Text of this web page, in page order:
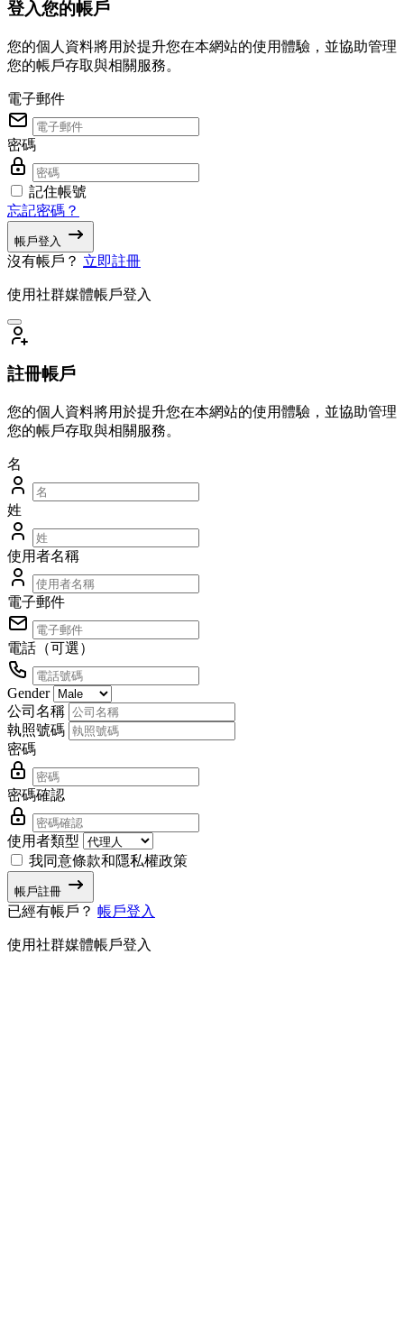
登入您的帳戶
您的個人資料將用於提升您在本網站的使用體驗，並協助管理
您的帳戶存取與相關服務。
電子郵件
密碼
記住帳號
忘記密碼？
帳戶登入
沒有帳戶？ 立即註冊
使用社群媒體帳戶登入
註冊帳戶
您的個人資料將用於提升您在本網站的使用體驗，並協助管理
您的帳戶存取與相關服務。
名
姓
使用者名稱
電子郵件
電話（可選）
Gender
公司名稱
執照號碼
密碼
密碼確認
使用者類型
我同意條款和隱私權政策
帳戶註冊
已經有帳戶？ 帳戶登入
使用社群媒體帳戶登入